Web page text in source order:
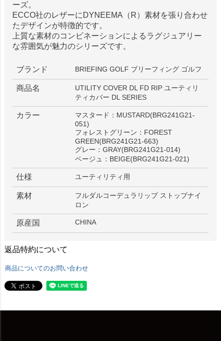
ーズ。
ECCO社のレザーにDYNEEMA（R）素材を張り合わせ
たデザインが特徴的です。
上質な素材のコンビネーションによるラグジュアリー
な雰囲気が魅力のシリーズです。
ブランド BRIEFING GOLF ブリーフィング ゴルフ
商品名
UTILITY COVER DL FD RIP ユーティリ
ティカバー DL SERIES
カラー
マスタード：MUSTARD(BRG241G21-
051)
フォレストグリーン：FOREST
GREEN(BRG241G21-663)
グレー：GRAY(BRG241G21-014)
ベージュ：BEIGE(BRG241G21-021)
仕様 ユーティリティ用
素材
フルダルコーデュラリップ ストップナイ
ロン
原産国 CHINA
返品特約について
商品についてのお問い合わせ